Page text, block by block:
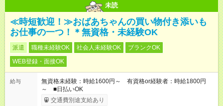
未読
≪時短歓迎！≫おばあちゃんの買い物付き添いも
お仕事の一つ！＊無資格・未経験OK
派遣 職種未経験OK 社会人未経験OK
ブランクOK
WEB登録・面接OK
給与
無資格未経験：時給1600円～ 有資格or経験者：時給1800円
～ ■日払いOK
交通費別途支給あり